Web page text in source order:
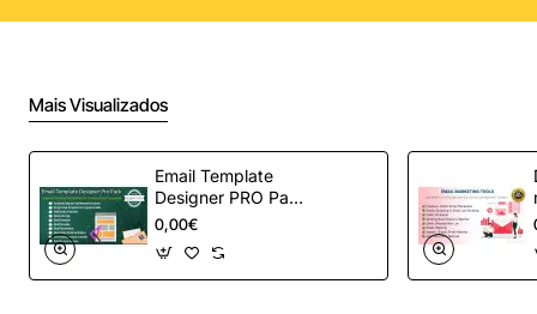
Mais Visualizados
Email Template
Designer PRO Pack
– Automação de e-
mail definitiva para
OpenCart
0,00€